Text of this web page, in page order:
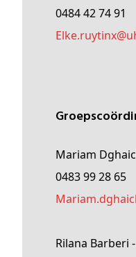
0484 42 74 91
elke.ruytinx@
Mariam
0483 99 28 65
Mariam
Rilana Barberi